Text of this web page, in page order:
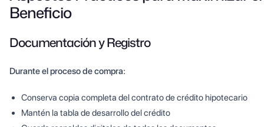
Beneficio
Documentación y Registro
Durante el proceso de compra:
Conserva copia completa del contrato de crédito hipotecario
Mantén la tabla de desarrollo del crédito